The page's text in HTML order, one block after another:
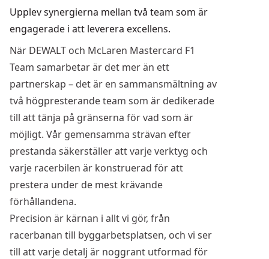
Upplev synergierna mellan två team som är
engagerade i att leverera excellens.
När DEWALT och McLaren Mastercard F1
Team samarbetar är det mer än ett
partnerskap – det är en sammansmältning av
två högpresterande team som är dedikerade
till att tänja på gränserna för vad som är
möjligt. Vår gemensamma strävan efter
prestanda säkerställer att varje verktyg och
varje racerbilen är konstruerad för att
prestera under de mest krävande
förhållandena.
Precision är kärnan i allt vi gör, från
racerbanan till byggarbetsplatsen, och vi ser
till att varje detalj är noggrant utformad för